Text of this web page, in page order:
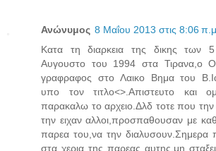
Ανώνυμος 8 Μαΐου 2013 στις 8:06 π.μ.
Κατα τη διαρκεια της δικης των
Αυγουστο του 1994 στα Τιρανα,ο
γραφραφος στο Λαικο Βημα του
υπο τον τιτλο<>.Απιστευτο και
παρακαλω το αρχειο.Δλδ τοτε που την
την ειχαν αλλοι,προσπαθουσαν με
παρεα του,να την διαλυσουν.Σημερα
στα χερια της παρεας αυτης,μη